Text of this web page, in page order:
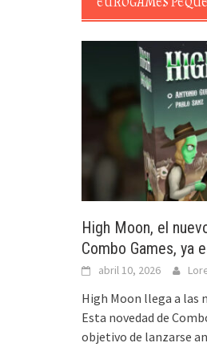
High Moon, el
Combo Games, ya
abril 10, 2026
High Moon llega a las
Esta novedad de
objetivo de lanzarse